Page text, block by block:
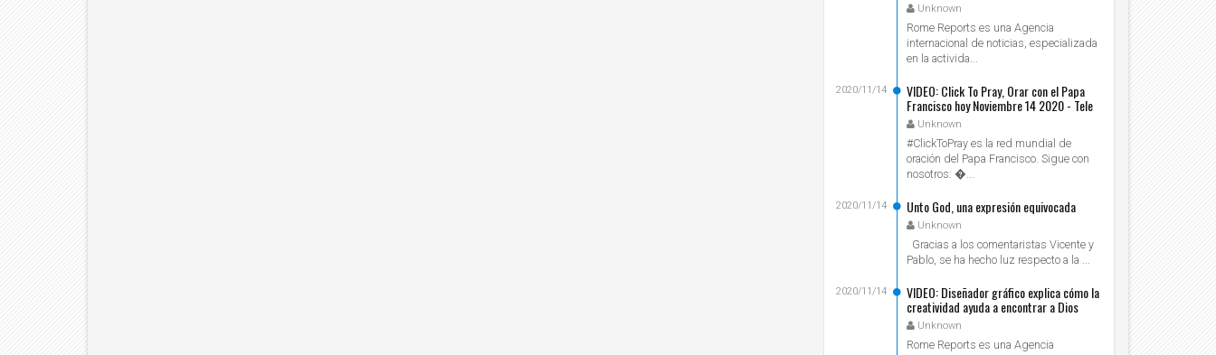
Unknown
Rome Reports es una Agencia
internacional de noticias, especializada
en la activida...
VIDEO: Click To Pray, Orar con el Papa
Francisco hoy Noviembre 14 2020 - Tele
VIDUnknown
2020/11/14
#ClickToPray es la red mundial de
oración del Papa Francisco. Sigue con
nosotros: ...
Unto God, una expresión equivocada
Unknown
2020/11/14
Gracias a los comentaristas Vicente y
Pablo, se ha hecho luz respecto a la ...
VIDEO: Diseñador gráfico explica cómo la
creatividad ayuda a encontrar a Dios
Unknown
2020/11/14
Rome Reports es una Agencia